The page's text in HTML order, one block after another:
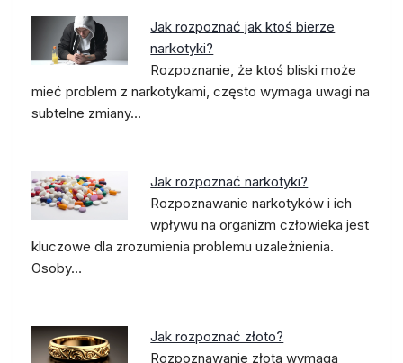
Jak rozpoznać jak ktoś bierze
narkotyki?
Rozpoznanie, że ktoś bliski może
mieć problem z narkotykami, często wymaga uwagi na
subtelne zmiany…
Jak rozpoznać narkotyki?
Rozpoznawanie narkotyków i ich
wpływu na organizm człowieka jest
kluczowe dla zrozumienia problemu uzależnienia.
Osoby…
Jak rozpoznać złoto?
Rozpoznawanie złota wymaga